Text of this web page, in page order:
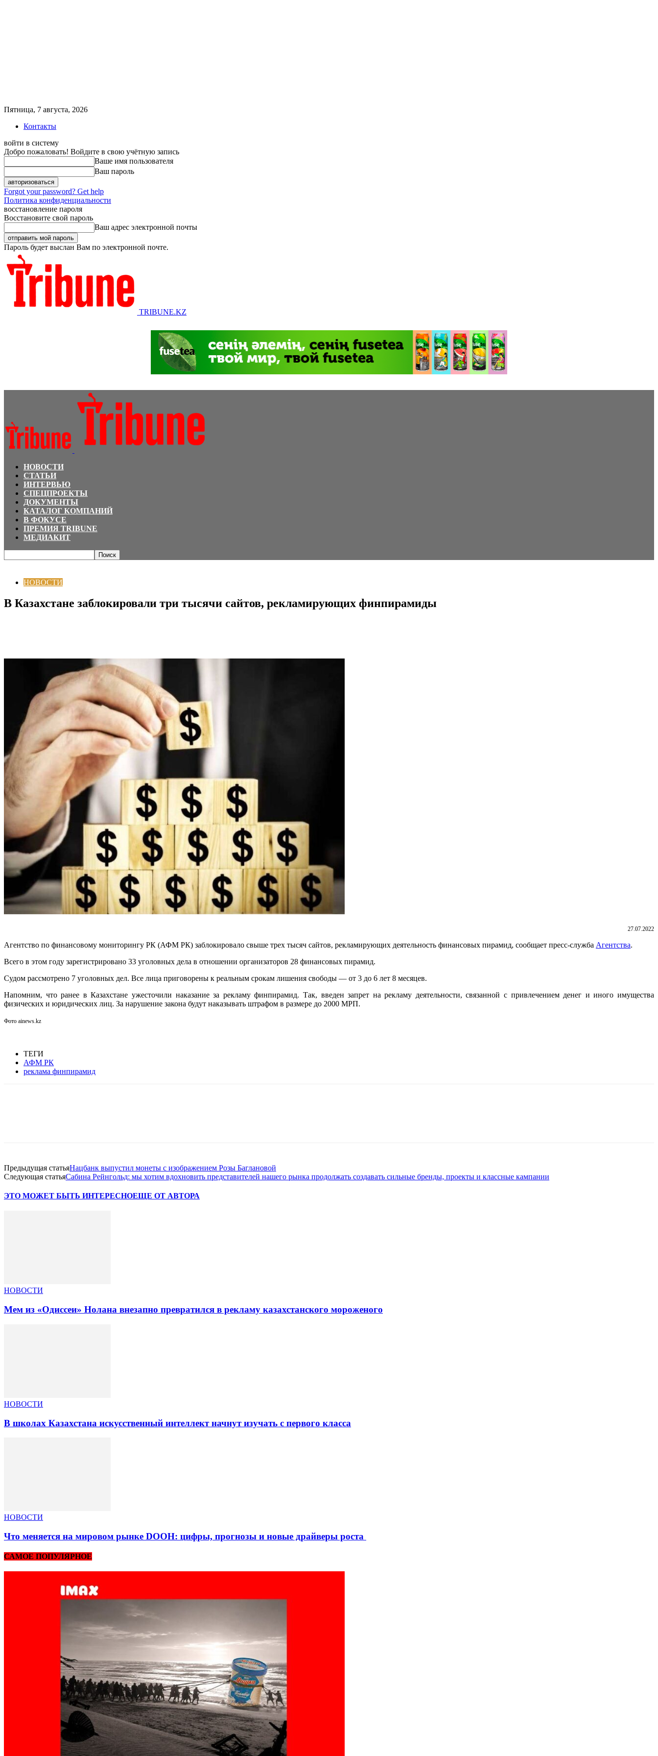
Пятница, 7 августа, 2026
Контакты
войти в систему
Добро пожаловать! Войдите в свою учётную запись
Ваше имя пользователя
Ваш пароль
Forgot your password? Get help
Политика конфиденциальности
восстановление пароля
Восстановите свой пароль
Ваш адрес электронной почты
Пароль будет выслан Вам по электронной почте.
TRIBUNE.KZ
НОВОСТИ
СТАТЬИ
ИНТЕРВЬЮ
СПЕЦПРОЕКТЫ
ДОКУМЕНТЫ
КАТАЛОГ КОМПАНИЙ
В ФОКУСЕ
ПРЕМИЯ TRIBUNE
МЕДИАКИТ
НОВОСТИ
В Казахстане заблокировали три тысячи сайтов, рекламирующих финпирамиды
27.07.2022
Агентство по финансовому мониторингу РК (АФМ РК) заблокировало свыше трех тысяч сайтов, рекламирующих деятельность финансовых пирамид, сообщает пресс-служба Агентства.
Всего в этом году зарегистрировано 33 уголовных дела в отношении организаторов 28 финансовых пирамид.
Судом рассмотрено 7 уголовных дел. Все лица приговорены к реальным срокам лишения свободы — от 3 до 6 лет 8 месяцев.
Напомним, что ранее в Казахстане ужесточили наказание за рекламу финпирамид. Так, введен запрет на рекламу деятельности, связанной с привлечением денег и иного имущества
физических и юридических лиц. За нарушение закона будут наказывать штрафом в размере до 2000 МРП.
Фото ainews.kz
ТЕГИ
АФМ РК
реклама финпирамид
Предыдущая статьяНацбанк выпустил монеты с изображением Розы Баглановой
Следующая статьяСабина Рейнгольд: мы хотим вдохновить представителей нашего рынка продолжать создавать сильные бренды, проекты и классные кампании
ЭТО МОЖЕТ БЫТЬ ИНТЕРЕСНОЕЩЕ ОТ АВТОРА
НОВОСТИ
Мем из «Одиссеи» Нолана внезапно превратился в рекламу казахстанского мороженого
НОВОСТИ
В школах Казахстана искусственный интеллект начнут изучать с первого класса
НОВОСТИ
Что меняется на мировом рынке DOOH: цифры, прогнозы и новые драйверы роста
САМОЕ ПОПУЛЯРНОЕ